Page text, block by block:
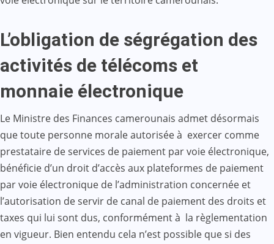
L’obligation de ségrégation des
activités de télécoms et
monnaie électronique
Le Ministre des Finances camerounais admet désormais
que toute personne morale autorisée à exercer comme
prestataire de services de paiement par voie électronique,
bénéficie d’un droit d’accès aux plateformes de paiement
par voie électronique de l’administration concernée et
l’autorisation de servir de canal de paiement des droits et
taxes qui lui sont dus, conformément à la règlementation
en vigueur. Bien entendu cela n’est possible que si des